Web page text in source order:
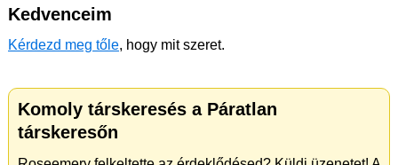
Kedvenceim
Kérdezd meg tőle, hogy mit szeret.
Komoly társkeresés a Páratlan
társkeresőn